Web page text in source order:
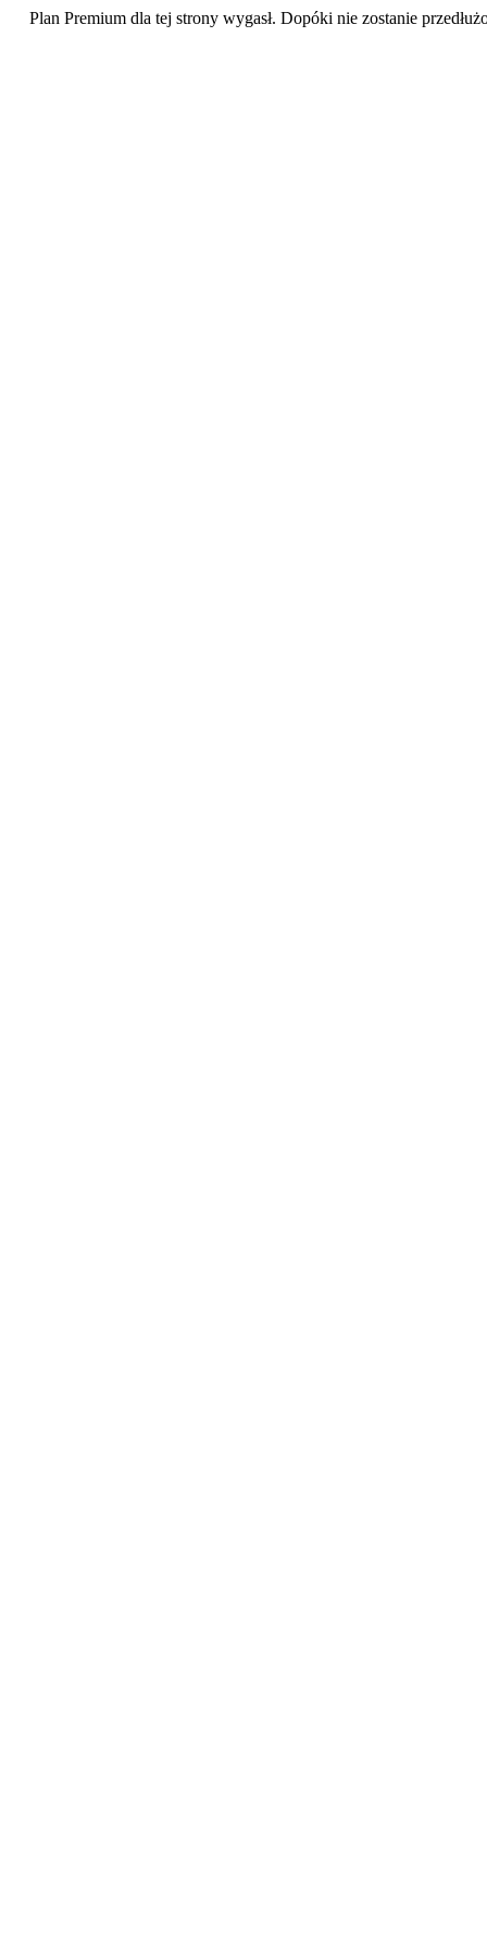
Plan Premium dla tej strony wygasł. Dopóki nie zostanie